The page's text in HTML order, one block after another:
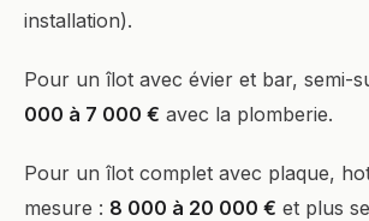
installation).
Pour un îlot avec évier et bar, semi-
000 à 7 000 € avec la plomberie.
Pour un îlot complet avec plaque,
mesure : 8 000 à 20 000 € et plus